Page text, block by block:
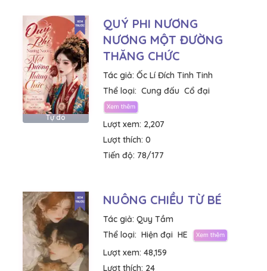
Tự do
QUÝ PHI NƯƠNG
NƯƠNG MỘT ĐƯỜNG
THĂNG CHỨC
Tác giả: Ốc Lí Đích Tinh Tinh
Thể loại: Cung đấu Cổ đại
Lượt xem: 2,207
Lượt thích: 0
Tiến độ: 78/177
NUÔNG CHIỀU TỪ BÉ
Tác giả: Quy Tầm
Thể loại: Hiện đại HE
Lượt xem: 48,159
Lượt thích: 24